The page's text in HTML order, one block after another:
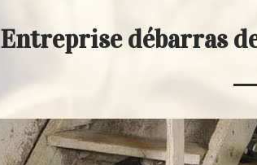
Entreprise débarras